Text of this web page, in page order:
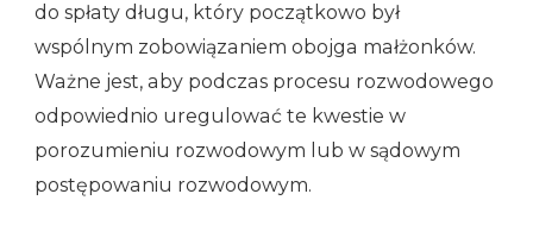
do spłaty długu, który początkowo był
wspólnym zobowiązaniem obojga małżonków.
Ważne jest, aby podczas procesu rozwodowego
odpowiednio uregulować te kwestie w
porozumieniu rozwodowym lub w sądowym
postępowaniu rozwodowym.